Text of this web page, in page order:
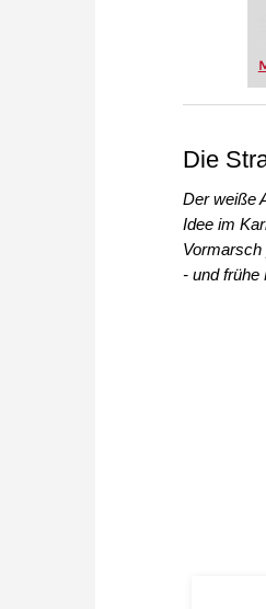
Die
Der weiße
Idee im
Vormarsch
- und frühe